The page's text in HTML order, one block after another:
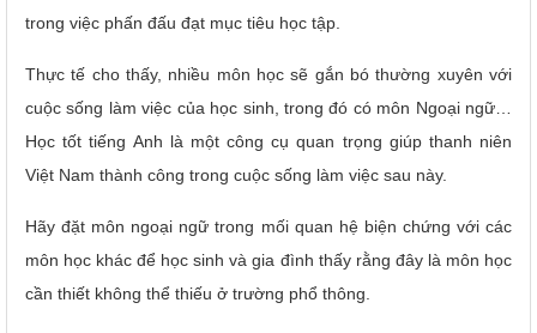
trong việc phấn đấu đạt mục tiêu học tập.
Thực tế cho thấy, nhiều môn học sẽ gắn bó thường xuyên với
cuộc sống làm việc của học sinh, trong đó có môn Ngoại ngữ…
Học tốt tiếng Anh là một công cụ quan trọng giúp thanh niên
Việt Nam thành công trong cuộc sống làm việc sau này.
Hãy đặt môn ngoại ngữ trong mối quan hệ biện chứng với các
môn học khác để học sinh và gia đình thấy rằng đây là môn học
cần thiết không thể thiếu ở trường phổ thông.